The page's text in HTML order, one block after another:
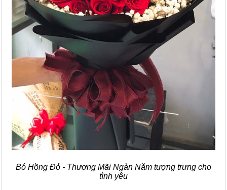
Bó Hồng Đỏ - Thương Mãi Ngàn Năm tượng trưng cho
tình yêu